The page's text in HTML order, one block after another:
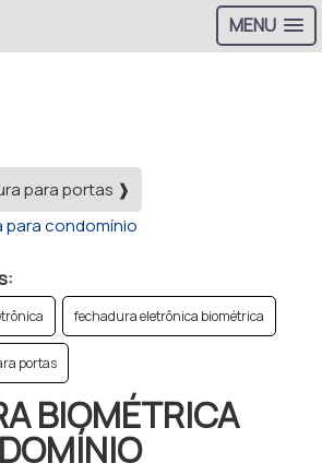
MENU
para portas ❱
condomínio
fechadura eletrônica biométrica
portas
BIOMÉTRICA